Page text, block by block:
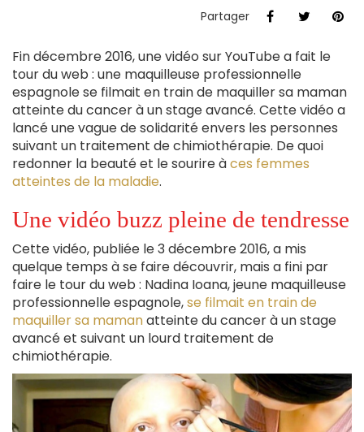
Partager
Fin décembre 2016, une vidéo sur YouTube a fait le
tour du web : une maquilleuse professionnelle
espagnole se filmait en train de maquiller sa maman
atteinte du cancer à un stage avancé. Cette vidéo a
lancé une vague de solidarité envers les personnes
suivant un traitement de chimiothérapie. De quoi
redonner la beauté et le sourire àces femmes
atteintes de la maladie.
Une vidéo buzz pleine de tendresse
Cette vidéo, publiée le 3 décembre 2016, a mis
quelque temps à se faire découvrir, mais a fini par
faire le tour du web : Nadina Ioana, jeune maquilleuse
professionnelle espagnole,se filmait en train de
maquiller sa mamanatteinte du cancer à un stage
avancé et suivant un lourd traitement de
chimiothérapie.